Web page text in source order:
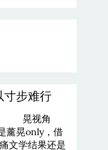
寸步难行
晃视角
晃only，借
文学结果还是